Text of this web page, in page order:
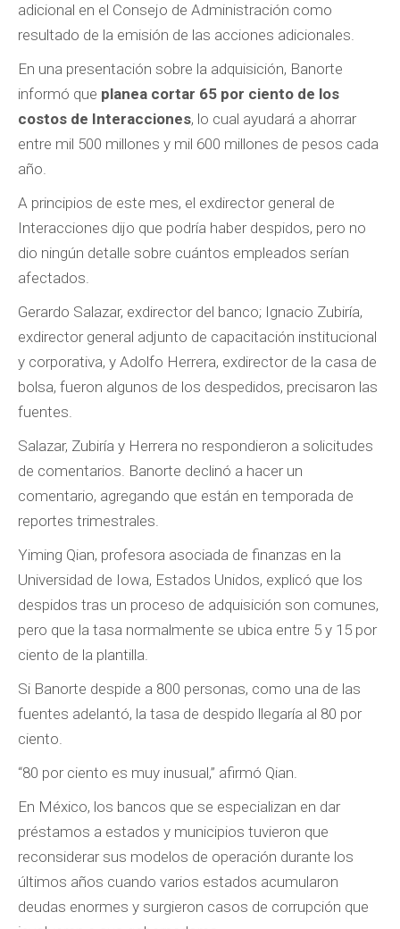
adicional en el Consejo de Administración como
resultado de la emisión de las acciones adicionales.
En una presentación sobre la adquisición, Banorte
informó que planea cortar 65 por ciento de los
costos de Interacciones, lo cual ayudará a ahorrar
entre mil 500 millones y mil 600 millones de pesos cada
año.
A principios de este mes, el exdirector general de
Interacciones dijo que podría haber despidos, pero no
dio ningún detalle sobre cuántos empleados serían
afectados.
Gerardo Salazar, exdirector del banco; Ignacio Zubiría,
exdirector general adjunto de capacitación institucional
y corporativa, y Adolfo Herrera, exdirector de la casa de
bolsa, fueron algunos de los despedidos, precisaron las
fuentes.
Salazar, Zubiría y Herrera no respondieron a solicitudes
de comentarios. Banorte declinó a hacer un
comentario, agregando que están en temporada de
reportes trimestrales.
Yiming Qian, profesora asociada de finanzas en la
Universidad de Iowa, Estados Unidos, explicó que los
despidos tras un proceso de adquisición son comunes,
pero que la tasa normalmente se ubica entre 5 y 15 por
ciento de la plantilla.
Si Banorte despide a 800 personas, como una de las
fuentes adelantó, la tasa de despido llegaría al 80 por
ciento.
“80 por ciento es muy inusual,” afirmó Qian.
En México, los bancos que se especializan en dar
préstamos a estados y municipios tuvieron que
reconsiderar sus modelos de operación durante los
últimos años cuando varios estados acumularon
deudas enormes y surgieron casos de corrupción que